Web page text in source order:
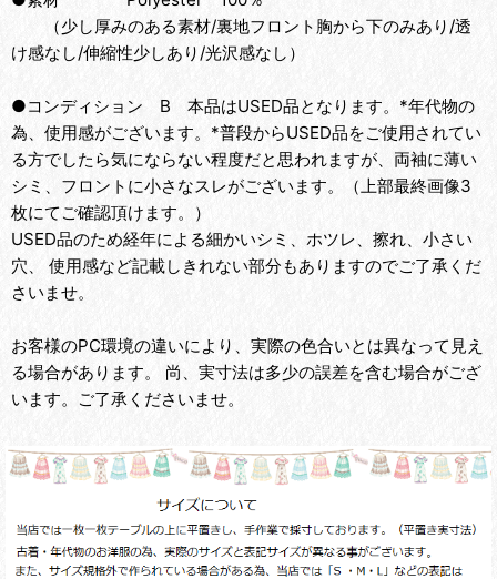
（少し厚みのある素材/裏地フロント胸から下のみあり/透
け感なし/伸縮性少しあり/光沢感なし）
●コンディション B 本品はUSED品となります。*年代物の
為、使用感がございます。*普段からUSED品をご使用されてい
る方でしたら気にならない程度だと思われますが、両袖に薄い
シミ、フロントに小さなスレがございます。（上部最終画像3
枚にてご確認頂けます。）
USED品のため経年による細かいシミ、ホツレ、擦れ、小さい
穴、 使用感など記載しきれない部分もありますのでご了承くだ
さいませ。
お客様のPC環境の違いにより、実際の色合いとは異なって見え
る場合があります。 尚、実寸法は多少の誤差を含む場合がござ
います。ご了承くださいませ。